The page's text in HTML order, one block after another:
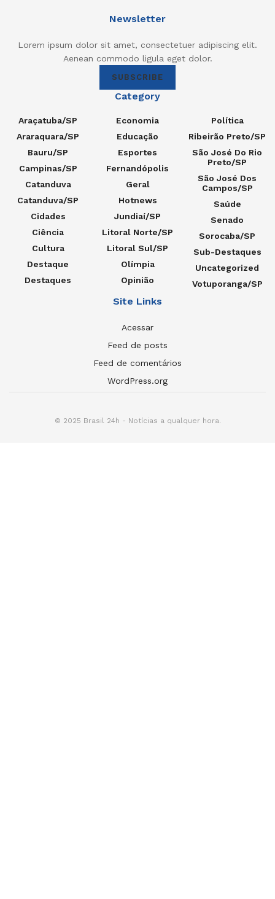
Newsletter
Lorem ipsum dolor sit amet, consectetuer adipiscing elit.
Aenean commodo ligula eget dolor.
SUBSCRIBE
Category
Araçatuba/SP
Araraquara/SP
Bauru/SP
Campinas/SP
Catanduva
Catanduva/SP
Cidades
Ciência
Cultura
Destaque
Destaques
Economia
Educação
Esportes
Fernandópolis
Geral
Hotnews
Jundiaí/SP
Litoral Norte/SP
Litoral Sul/SP
Olímpia
Opinião
Política
Ribeirão Preto/SP
São José Do Rio
Preto/SP
São José Dos
Campos/SP
Saúde
Senado
Sorocaba/SP
Sub-Destaques
Uncategorized
Votuporanga/SP
Site Links
Acessar
Feed de posts
Feed de comentários
WordPress.org
© 2025 Brasil 24h - Notícias a qualquer hora.